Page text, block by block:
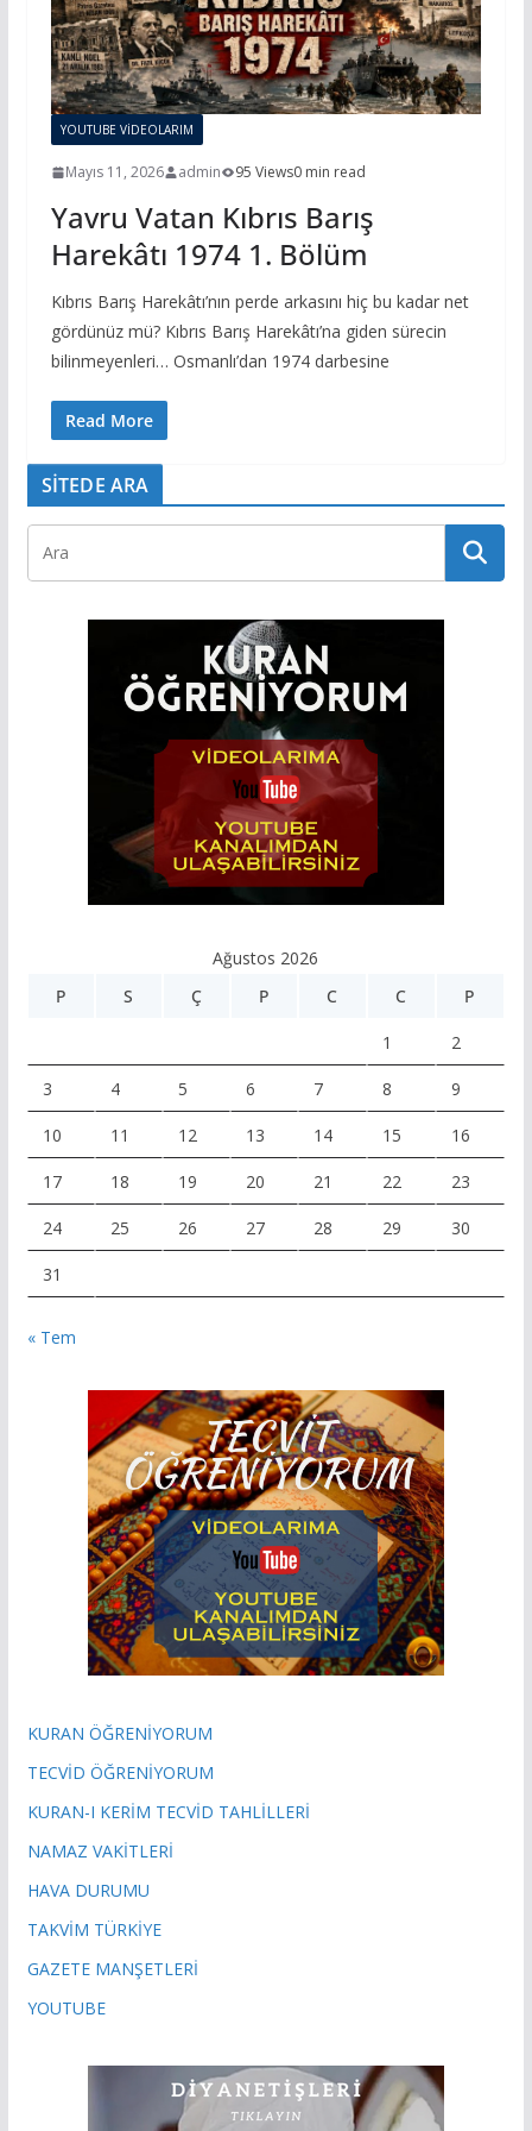
YOUTUBE VİDEOLARIM
Mayıs 11, 2026 admin 95 Views0 min read
Yavru Vatan Kıbrıs Barış
Harekâtı 1974 1. Bölüm
Kıbrıs Barış Harekâtı’nın perde arkasını hiç bu kadar net
gördünüz mü? Kıbrıs Barış Harekâtı’na giden sürecin
bilinmeyenleri… Osmanlı’dan 1974 darbesine
Read More
SİTEDE ARA
Ağustos 2026
P
S Ç P C C P
1 2
3 4 5 6 7 8 9
10 11 12 13 14 15 16
17 18 19 20 21 22 23
24 25 26 27 28 29 30
31
« Tem
KURAN ÖĞRENİYORUM
TECVİD ÖĞRENİYORUM
KURAN-I KERİM TECVİD TAHLİLLERİ
NAMAZ VAKİTLERİ
HAVA DURUMU
TAKVİM TÜRKİYE
GAZETE MANŞETLERİ
YOUTUBE